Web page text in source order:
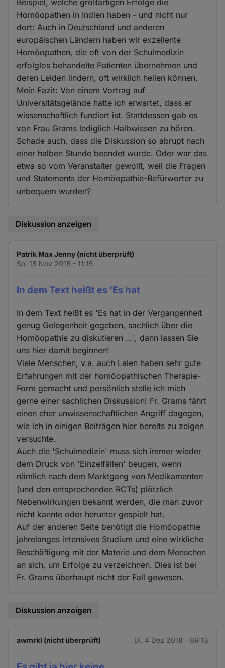
Beispiel, welche großartigen Erfolge die
Homöopathen in Indien haben - und nicht nur
dort: Auch in Deutschland und anderen
europäischen Ländern haben wir exzellente
Homöopathen, die oft von der Schulmedizin
erfolglos behandelte Patienten übernehmen und
deren Leiden lindern, oft wirklich heilen können.
Mein Fazit: Von einem Vortrag auf
Universitätsgelände hatte ich erwartet, dass er
wissenschaftlich fundiert ist. Stattdessen gab es
von Frau Grams lediglich Halbwissen zu hören.
Schade auch, dass die Diskussion so abrupt nach
einer halben Stunde beendet wurde. Oder war das
etwa so vom Veranstalter gewollt, weil die Fragen
und Statements der Homöopathie-Befürworter zu
unbequem wurden?
Diskussion anzeigen
Patrik Max Jenny (nicht überprüft)
So. 18 Nov 2018 - 11:15
In dem Text heißt es 'Es hat
In dem Text heißt es 'Es hat in der Vergangenheit
genug Gelegenheit gegeben, sachlich über die
Homöopathie zu diskutieren ...', dann lassen Sie
uns hier damit beginnen!
Viele Menschen, v.a. auch Laien haben sehr gute
Erfahrungen mit der homöopathischen Therapie-
Form gemacht und persönlich stelle ich mich
gerne einer sachlichen Diskussion! Fr. Grams fährt
einen eher unwissenschaftlichen Angriff dagegen,
wie ich in einigen Beiträgen hier bereits zu zeigen
versuchte.
Auch die 'Schulmedizin' muss sich immer wieder
dem Druck von 'Einzelfällen' beugen, wenn
nämlich nach dem Marktgang von Medikamenten
(und den entsprechenden RCTs) plötzlich
Nebenwirkungen bekannt werden, die man zuvor
nicht kannte oder herunter gespielt hat.
Auf der anderen Seite benötigt die Homöopathie
jahrelanges intensives Studium und eine wirkliche
Beschäftigung mit der Materie und dem Menschen
an sich, um Erfolge zu verzeichnen. Dies ist bei
Fr. Grams überhaupt nicht der Fall gewesen.
Diskussion anzeigen
awmrkl (nicht überprüft) Di. 4 Dez 2018 - 09:13